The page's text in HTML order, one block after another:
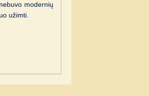
modernių
užimti.